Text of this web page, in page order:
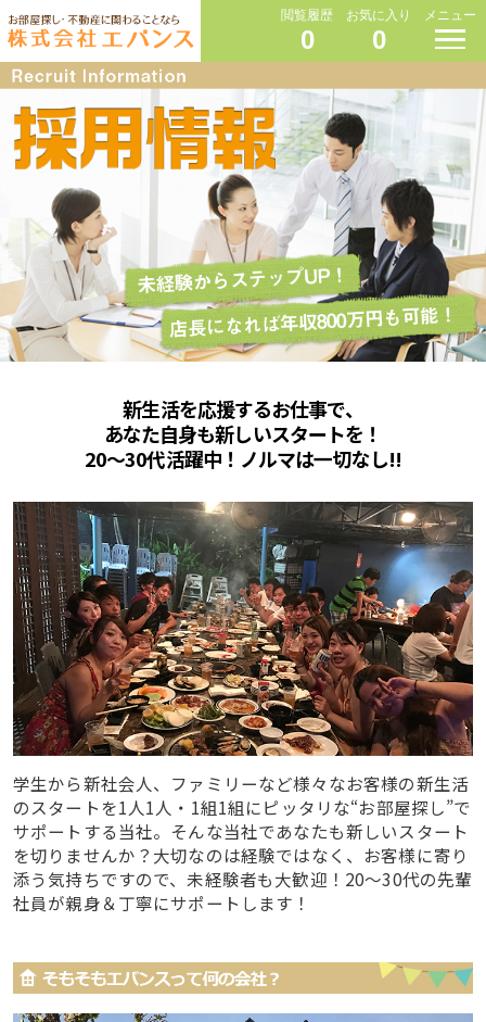
閲覧履歴
0
お気に入り
0
メニュー
新生活を応援するお仕事で、
あなた自身も新しいスタートを！
20～30代活躍中！ノルマは一切なし!!
学生から新社会人、ファミリーなど様々なお客様の新生活
のスタートを1人1人・1組1組にピッタリな“お部屋探し”で
サポートする当社。そんな当社であなたも新しいスタート
を切りませんか？大切なのは経験ではなく、お客様に寄り
添う気持ちですので、未経験者も大歓迎！20～30代の先輩
社員が親身＆丁寧にサポートします！